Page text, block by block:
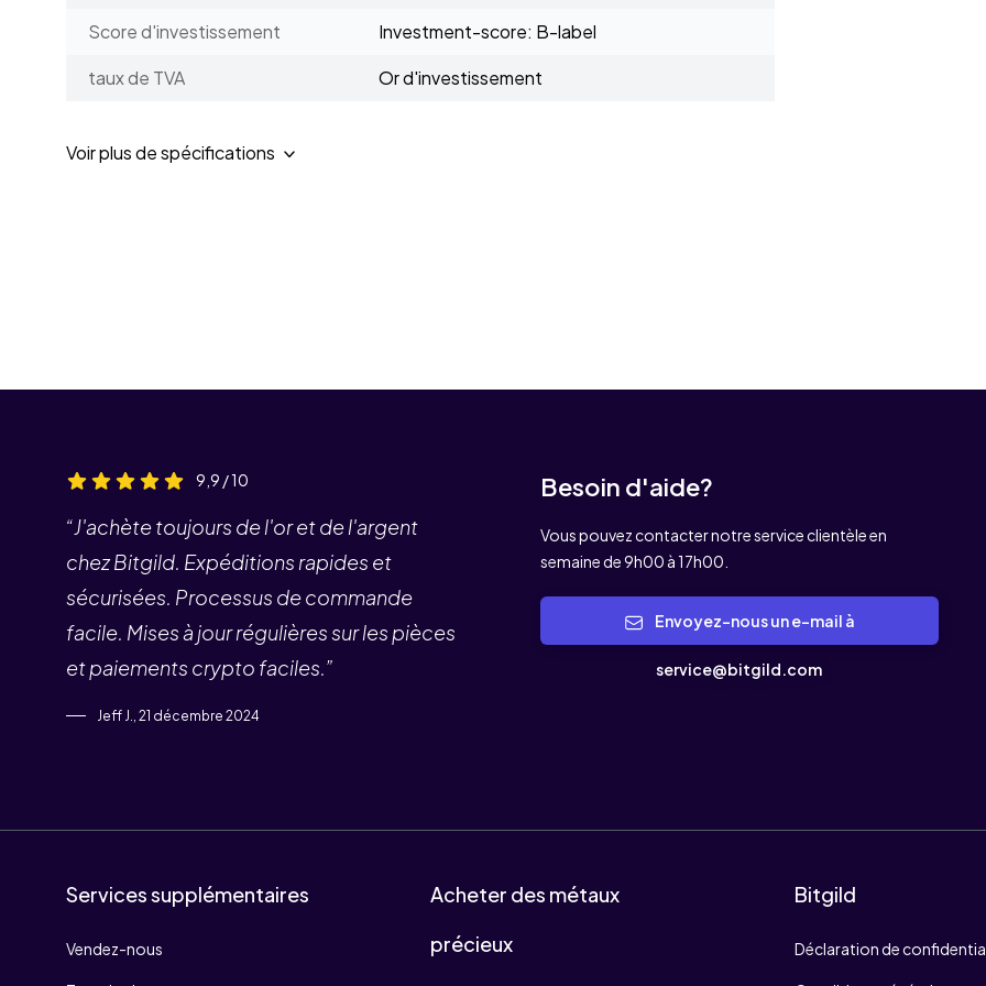
Score d'investissement
Investment-score: B-label
taux de TVA
Or d'investissement
Voir plus de spécifications
9,9 / 10
“J'achète toujours de l'or et de l'argent
chez Bitgild. Expéditions rapides et
sécurisées. Processus de commande
facile. Mises à jour régulières sur les pièces
et paiements crypto faciles.”
Jeff J., 21 décembre 2024
Besoin d'aide?
Vous pouvez contacter notre service clientèle en
semaine de 9h00 à 17h00.
service@bitgild.com
Services supplémentaires
Vendez-nous
Acheter des métaux
précieux
Bitgild
Déclaration de